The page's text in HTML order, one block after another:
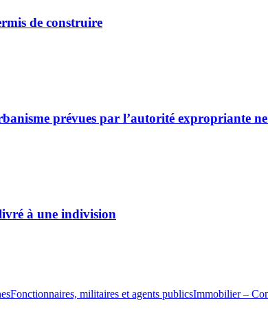
de construire
prévues par l’autorité expropriante
à une indivision
Fonctionnaires, militaires et agents publicsImmobilier –